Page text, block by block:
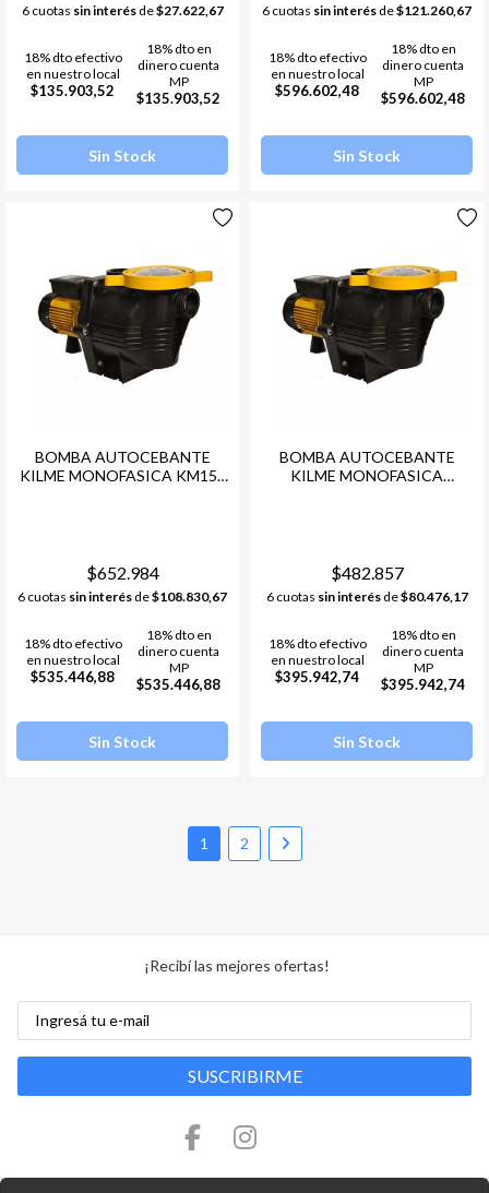
6 cuotas sin interésde$27.622,67
18% dto efectivo
en nuestro local
$135.903,52
18% dto en
dinero cuenta
MP
$135.903,52
Sin Stock
6 cuotas sin interés de$121.260,67
18% dto efectivo
en nuestro local
$596.602,48
18% dto en
dinero cuenta
MP
$596.602,48
Sin Stock
BOMBA AUTOCEBANTE
KILME MONOFASICA KM150
$652.984
6 cuotas sin interés de$108.830,67
18% dto efectivo
en nuestro local
$535.446,88
18% dto en
dinero cuenta
MP
$535.446,88
Sin Stock
BOMBA AUTOCEBANTE
KILME MONOFASICA
$482.857
6 cuotas sin interésde$80.476,17
18% dto efectivo
en nuestro local
$395.942,74
18% dto en
dinero cuenta
MP
$395.942,74
Sin Stock
1 2
¡Recibí las mejores ofertas!
SUSCRIBIRME